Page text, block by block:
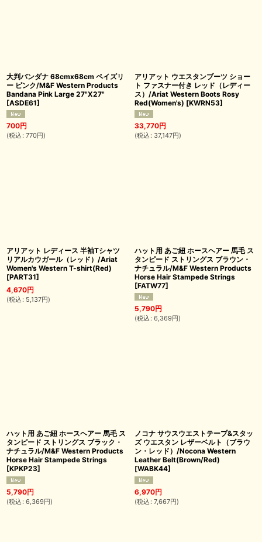
大判バンダナ 68cmx68cm ペイズリ
ー ピンク/M&F Western Products
Bandana Pink Large 27"X27"
[ASDE61]
700円
(税込 : 770円)
アリアット ウエスタンブーツ ショー
ト ファスナー付き レッド（レディー
ス）/Ariat Western Boots Rosy
Red(Women's) [KWRN53]
33,770円
(税込 : 37,147円)
アリアット レディース 半袖Tシャツ
リアルカウガール（レッド）/Ariat
Women's Western T-shirt(Red)
[PART31]
4,670円
(税込 : 5,137円)
ハット用 あご紐 ホースヘアー 馬毛 ス
タンピード ストリングス ブラウン・
ナチュラル/M&F Western Products
Horse Hair Stampede Strings
[FATW77]
5,790円
(税込 : 6,369円)
ハット用 あご紐 ホースヘアー 馬毛 ス
タンピード ストリングス ブラック・
ナチュラル/M&F Western Products
Horse Hair Stampede Strings
[KPKP23]
5,790円
(税込 : 6,369円)
ノコナ サウスウエストテープ&スタッ
ズ ウエスタン レザーベルト（ブラウ
ン・レッド）/Nocona Western
Leather Belt(Brown/Red)
[WABK44]
6,970円
(税込 : 7,667円)